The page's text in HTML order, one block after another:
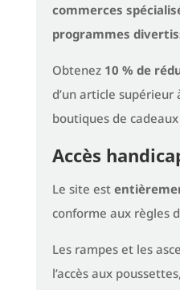
commerces
programmes
Obtenez 10 % de
d’un article supérieur
boutiques de cadeaux
Accès
Le site est
conforme aux règles
Les rampes et les
l’accès aux